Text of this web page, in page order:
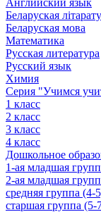
Английский язык
Беларуская
Беларуская мова
Математика
Русская литература
Русский язык
Химия
Серия "Учимся
1 класс
2 класс
3 класс
4 класс
Дошкольное
1-ая младшая
2-ая младшая
средняя группа (4-
старшая группа (5-